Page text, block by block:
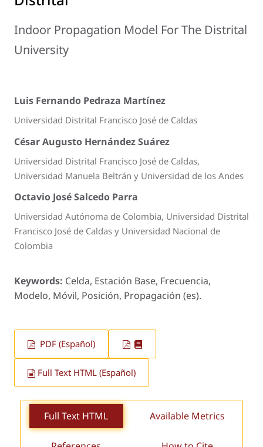
Indoor Propagation Model For The Distrital
University
Luis Fernando Pedraza Martínez
Universidad Distrital Francisco José de Caldas
César Augusto Hernández Suárez
Universidad Distrital Francisco José de Caldas,
Universidad Manuela Beltrán y Universidad de los Andes
Octavio José Salcedo Parra
Universidad Autónoma de Colombia, Universidad Distrital
Francisco José de Caldas y Universidad Nacional de
Colombia
Keywords: Celda, Estación Base, Frecuencia,
Modelo, Móvil, Posición, Propagación (es).
PDF (Español)
Full Text HTML (Español)
Full Text HTML Available Metrics